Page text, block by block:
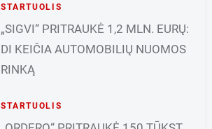
STARTUOLIS
„SIGVI“ PRITRAUKĖ 1,2 MLN. EURŲ:
DI KEIČIA AUTOMOBILIŲ NUOMOS
RINKĄ
STARTUOLIS